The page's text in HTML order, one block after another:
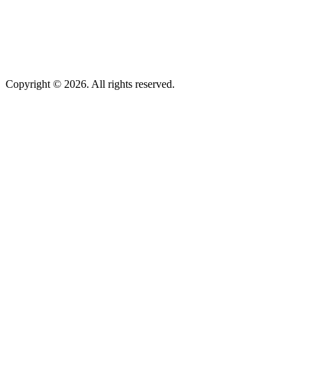
Copyright © 2026. All rights reserved.